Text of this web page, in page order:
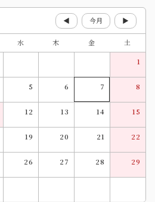
◀ 今月 ▶
水 木 金
土
1
5 6 7 8
12 13 14 15
19 20 21 22
26 27 28 29